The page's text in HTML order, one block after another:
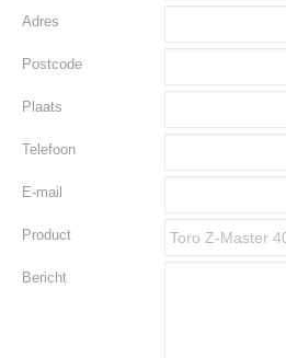
Adres
Postcode
Plaats
Telefoon
E-mail
Product
Bericht